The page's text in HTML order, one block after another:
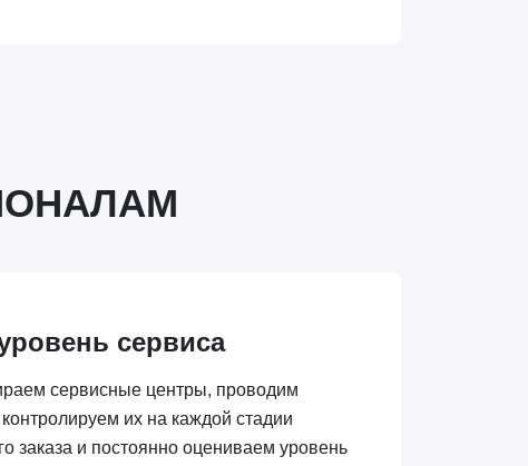
сервиса
сервисные центры, проводим
контролируем их на каждой стадии
заказа и постоянно оцениваем уровень